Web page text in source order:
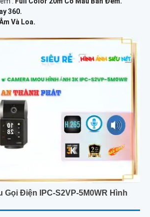
360.
Và Loa.
Gọi Điện IPC-S2VP-5M0WR Hình